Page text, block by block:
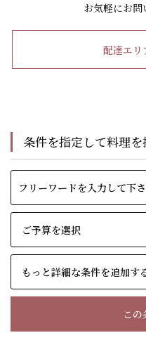
お気軽にお問
配達エリ
条件を指定して料理を
もっと詳細な条件を追加す
この